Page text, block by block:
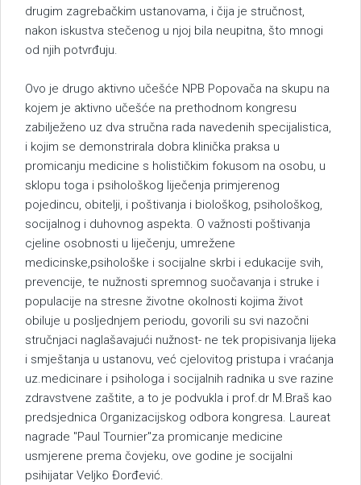
drugim zagrebačkim ustanovama, i čija je stručnost,
nakon iskustva stečenog u njoj bila neupitna, što mnogi
od njih potvrđuju.
Ovo je drugo aktivno učešće NPB Popovača na skupu na
kojem je aktivno učešće na prethodnom kongresu
zabilježeno uz dva stručna rada navedenih specijalistica,
i kojim se demonstrirala dobra klinička praksa u
promicanju medicine s holističkim fokusom na osobu, u
sklopu toga i psihološkog liječenja primjerenog
pojedincu, obitelji, i poštivanja i biološkog, psihološkog,
socijalnog i duhovnog aspekta. O važnosti poštivanja
cjeline osobnosti u liječenju, umrežene
medicinske,psihološke i socijalne skrbi i edukacije svih,
prevencije, te nužnosti spremnog suočavanja i struke i
populacije na stresne životne okolnosti kojima život
obiluje u posljednjem periodu, govorili su svi nazočni
stručnjaci naglašavajući nužnost- ne tek propisivanja lijeka
i smještanja u ustanovu, već cjelovitog pristupa i vraćanja
uz.medicinare i psihologa i socijalnih radnika u sve razine
zdravstvene zaštite, a to je podvukla i prof.dr M.Braš kao
predsjednica Organizacijskog odbora kongresa. Laureat
nagrade "Paul Tournier"za promicanje medicine
usmjerene prema čovjeku, ove godine je socijalni
psihijatar Veljko Đorđević.